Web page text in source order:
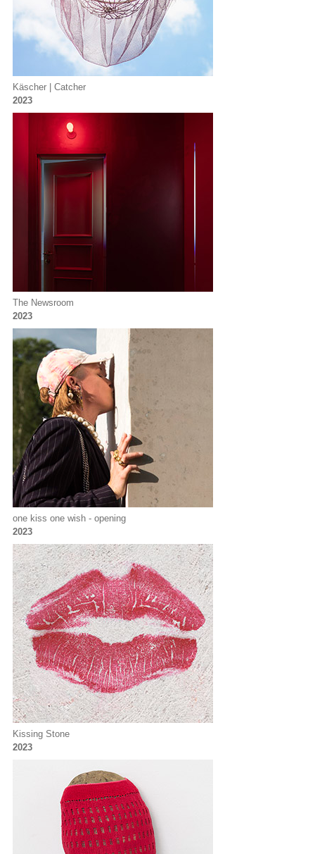
Käscher | Catcher
2023
The Newsroom
2023
one kiss one wish - opening
2023
Kissing Stone
2023